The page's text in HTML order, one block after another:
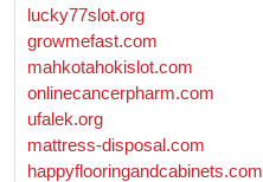
lucky77slot.org
growmefast.com
mahkotahokislot.com
onlinecancerpharm.com
ufalek.org
mattress-disposal.com
happyflooringandcabinets.com